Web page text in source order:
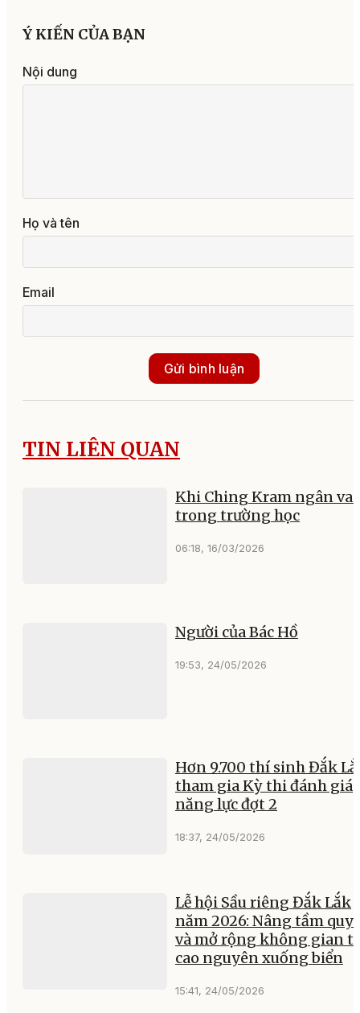
Ý KIẾN CỦA BẠN
Nội dung
Họ và tên
Email
Gửi bình luận
TIN LIÊN QUAN
Khi Ching Kram ngân
trong trường học
06:18, 16/03/2026
Người của Bác Hồ
19:53, 24/05/2026
Hơn 9.700 thí sinh Đắk
tham gia Kỳ thi đánh giá
năng lực đợt 2
18:37, 24/05/2026
Lễ hội Sầu riêng Đắk Lắk
năm 2026: Nâng tầm quy
và mở rộng không gian
cao nguyên xuống biển
15:41, 24/05/2026